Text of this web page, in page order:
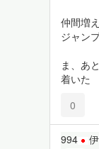
仲間増
ジャン
ま、あ
着いた
0
994